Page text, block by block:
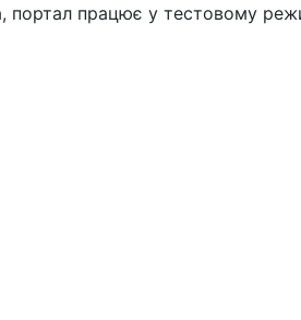
портал працює у тестовому